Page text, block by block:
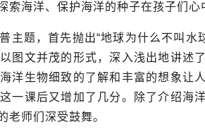
海洋、保护海洋的种子在孩子们心
主题，首先抛出“地球为什么不叫水
图文并茂的形式，深入浅出地讲述
洋生物细致的了解和丰富的想象让
一课后又增加了几分。除了介绍海
老师们深受鼓舞。